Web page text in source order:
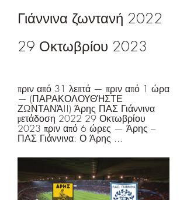
Γιάννινα ζωντανή 2022
29 Οκτωβρίου 2023
πριν από 31 λεπτά — πριν από 1 ώρα
— (ΠΑΡΑΚΟΛΟΥΘΉΣΤΕ
ΖΩΝΤΑΝΆ!!) Άρης ΠΑΣ Γιάννινα
μετάδοση 2022 29 Οκτωβρίου
2023 πριν από 6 ώρες — Άρης –
ΠΑΣ Γιάννινα: Ο Άρης ...